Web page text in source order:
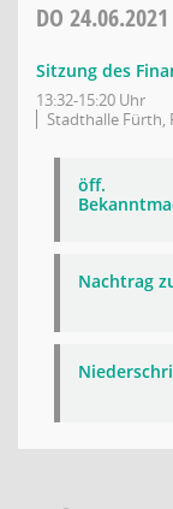
DO 24.06.2021
Sitzung des
13:32-15:20 Uhr
Stadthalle Fürth,
öff.
Nachtrag